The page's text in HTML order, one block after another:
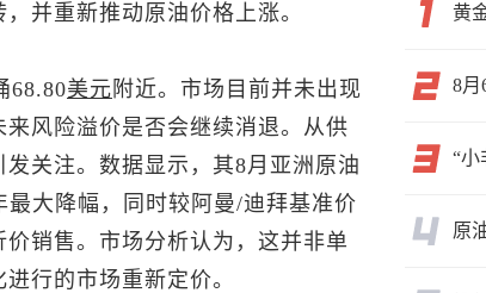
并重新推动原油价格上涨。
68.80美元 附近。市场目前并未出现
风险溢价是否会继续消退。从供
关注。数据显示，其8月亚洲原油
大降幅，同时较阿曼/迪拜基准价
销售。市场分析认为，这并非单
行的市场重新定价。
“小